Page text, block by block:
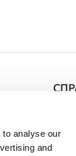
to analyse our
and